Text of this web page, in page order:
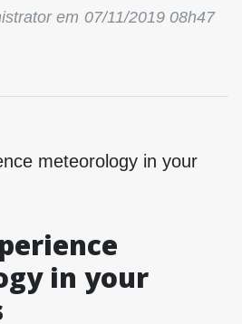
em 07/11/2019 08h47
in your